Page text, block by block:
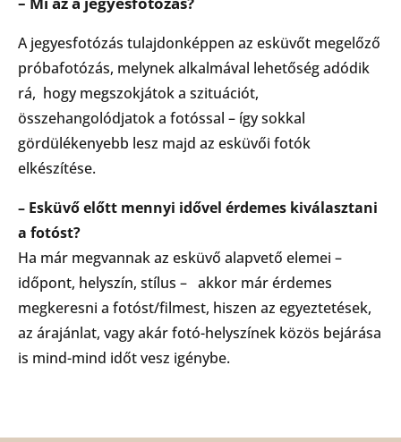
A jegyesfotózás tulajdonképpen az esküvőt megelőző
próbafotózás, melynek alkalmával lehetőség adódik
rá, hogy megszokjátok a szituációt,
összehangolódjatok a fotóssal – így sokkal
gördülékenyebb lesz majd az esküvői fotók
elkészítése.
– Esküvő előtt mennyi idővel érdemes kiválasztani
a fotóst?
Ha már megvannak az esküvő alapvető elemei –
időpont, helyszín, stílus – akkor már érdemes
megkeresni a fotóst/filmest, hiszen az egyeztetések,
az árajánlat, vagy akár fotó-helyszínek közös bejárása
is mind-mind időt vesz igénybe.